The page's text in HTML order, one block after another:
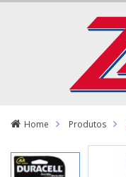
Home Produtos